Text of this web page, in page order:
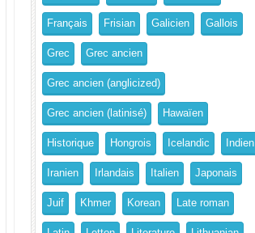
Français Frisian Galicien Gallois
Grec Grec ancien
Grec ancien (anglicized)
Grec ancien (latinisé) Hawaïen
Historique Hongrois Icelandic Indien
Iranien Irlandais Italien Japonais
Juif Khmer Korean Late roman